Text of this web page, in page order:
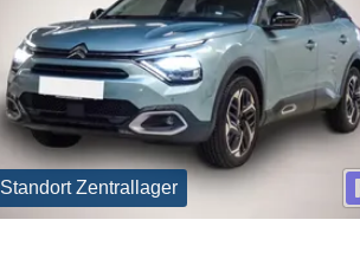
Standort Zentrallager